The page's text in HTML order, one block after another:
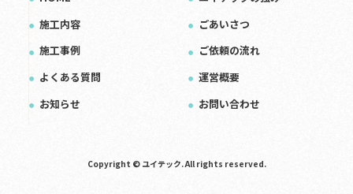
施工内容
ごあいさつ
施工事例
ご依頼の流れ
よくある質問
運営概要
お知らせ
お問い合わせ
Copyright © ユイテック. All rights reserved.